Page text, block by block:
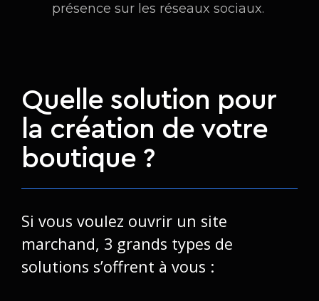
présence sur les réseaux sociaux.
Quelle solution pour
la création de votre
boutique ?
Si vous voulez ouvrir un site
marchand, 3 grands types de
solutions s’offrent à vous :